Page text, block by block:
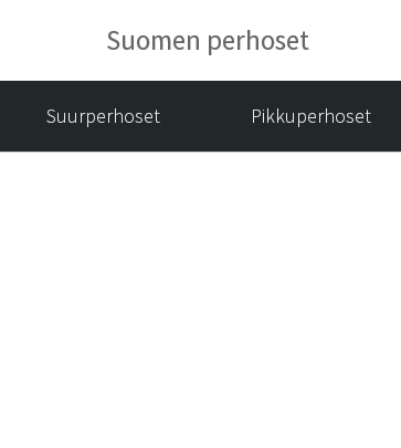
Suomen perhoset
Suurperhoset Pikkuperhoset